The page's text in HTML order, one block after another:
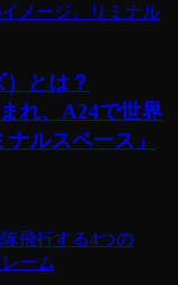
とは？
れ、A24で世界
ルスペース」